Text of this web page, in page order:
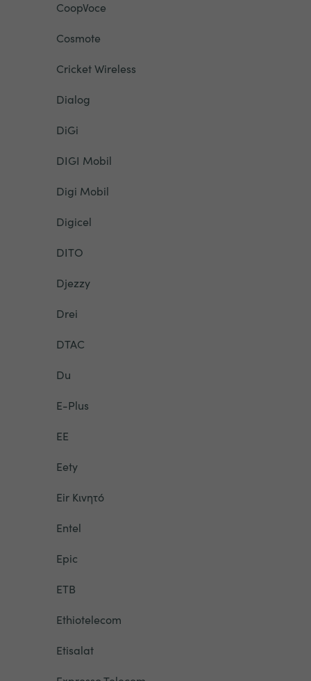
CoopVoce
Cosmote
Cricket Wireless
Dialog
DiGi
DIGI Mobil
Digi Mobil
Digicel
DITO
Djezzy
Drei
DTAC
Du
E-Plus
EE
Eety
Eir Κινητό
Entel
Epic
ETB
Ethiotelecom
Etisalat